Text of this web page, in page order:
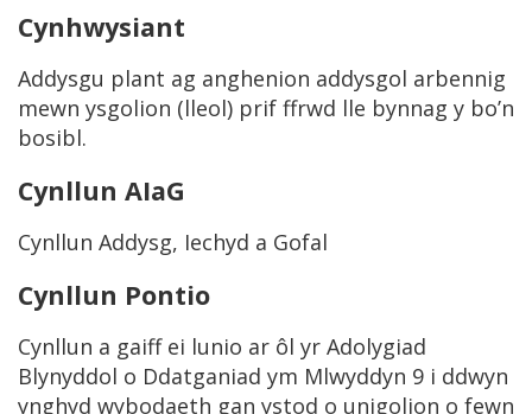
Cynhwysiant
Addysgu plant ag anghenion addysgol arbennig
mewn ysgolion (lleol) prif ffrwd lle bynnag y bo’n
bosibl.
Cynllun AIaG
Cynllun Addysg, Iechyd a Gofal
Cynllun Pontio
Cynllun a gaiff ei lunio ar ôl yr Adolygiad
Blynyddol o Ddatganiad ym Mlwyddyn 9 i ddwyn
ynghyd wybodaeth gan ystod o unigolion o fewn